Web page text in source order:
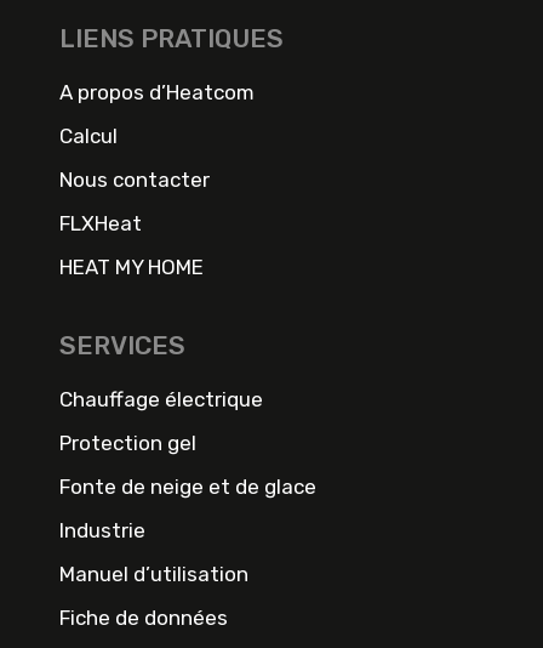
LIENS PRATIQUES
A propos d’Heatcom
Calcul
Nous contacter
FLXHeat
HEAT MY HOME
SERVICES
Chauffage électrique
Protection gel
Fonte de neige et de glace
Industrie
Manuel d’utilisation
Fiche de données